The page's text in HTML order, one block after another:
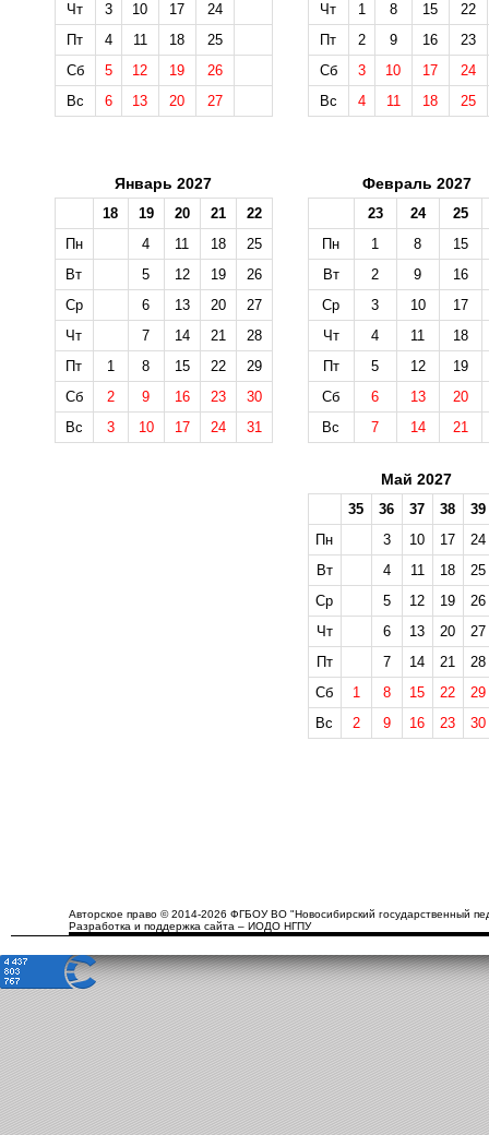
Чт
3 10 17
24
Пт
4 11 18
25
Сб
5 12 19
26
Вс
6 13 20 27
Чт
1 8 15
22
Пт
2 9 16
23
Сб
3 10 17
24
Вс
4 11 18 25
Январь 2027
18 19 20 21
22
Пн
4 11 18
25
Вт
5 12 19
26
Ср
6 13 20
27
Чт
7 14 21
28
Пт
1 8 15 22
29
Сб
2 9 16 23
30
Вс
3 10 17 24 31
Февраль 2027
23 24
25
Пн
1 8
15
Вт
2 9
16
Ср
3 10
17
Чт
4 11
18
Пт
5 12
19
Сб
6 13
20
Вс
7 14 21
Май 2027
35 36 37 38
39
Пн
3 10 17
24
Вт
4 11 18
25
Ср
5 12 19
26
Чт
6 13 20
27
Пт
7 14 21
28
Сб
1 8 15 22
29
Вс
2 9 16 23 30
Авторское право © 2014-2026 ФГБОУ ВО "Новосибирский государственный
Разработка и поддержка сайта – ИОДО НГПУ